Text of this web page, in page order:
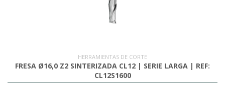
HERRAMIENTAS DE CORTE
FRESA Ø16,0 Z2 SINTERIZADA CL12 | SERIE LARGA | REF:
CL12S1600